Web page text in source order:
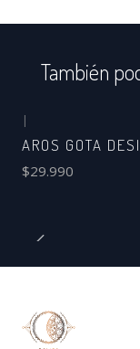
También
|
AROS GOTA
$29.990